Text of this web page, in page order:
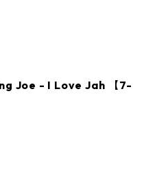
Joe - I Love Jah 【7-